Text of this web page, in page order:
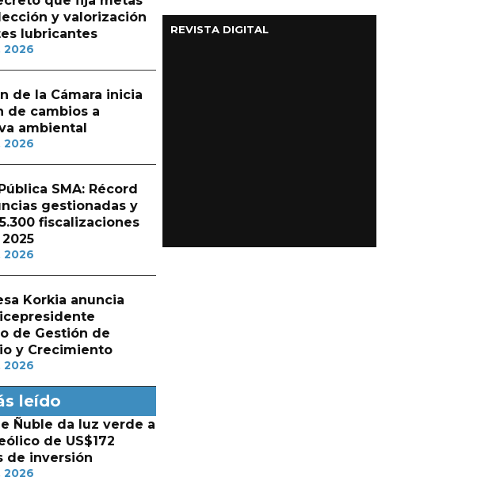
y valorización
lubricantes
2026
de la Cámara inicia
de cambios a
ambiental
2026
SMA: Récord
gestionadas y
fiscalizaciones
2026
Korkia anuncia
de Gestión de
y Crecimiento
2026
leído
Ñuble da luz verde a
de US$172
de inversión
2026
REVISTA DIGITAL